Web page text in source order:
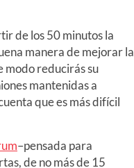
de los 50 minutos la
manera de mejorar la
modo reducirás su
mantenidas a
que es más difícil
–pensada para
de no más de 15